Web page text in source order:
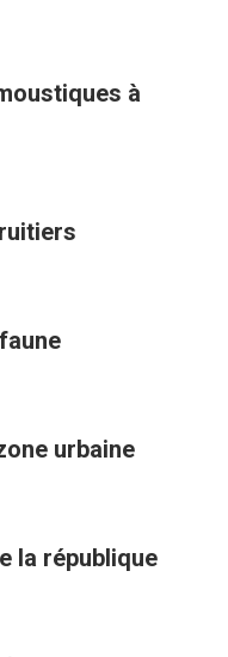
à
urbaine
la république